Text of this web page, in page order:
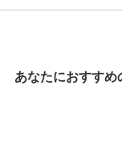
あなたにおすすめ